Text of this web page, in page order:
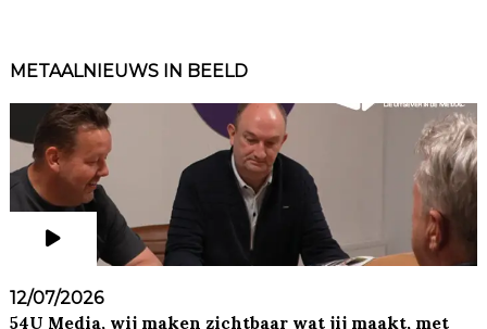
METAALNIEUWS IN BEELD
12/07/2026
54U Media, wij maken zichtbaar wat jij maakt, met